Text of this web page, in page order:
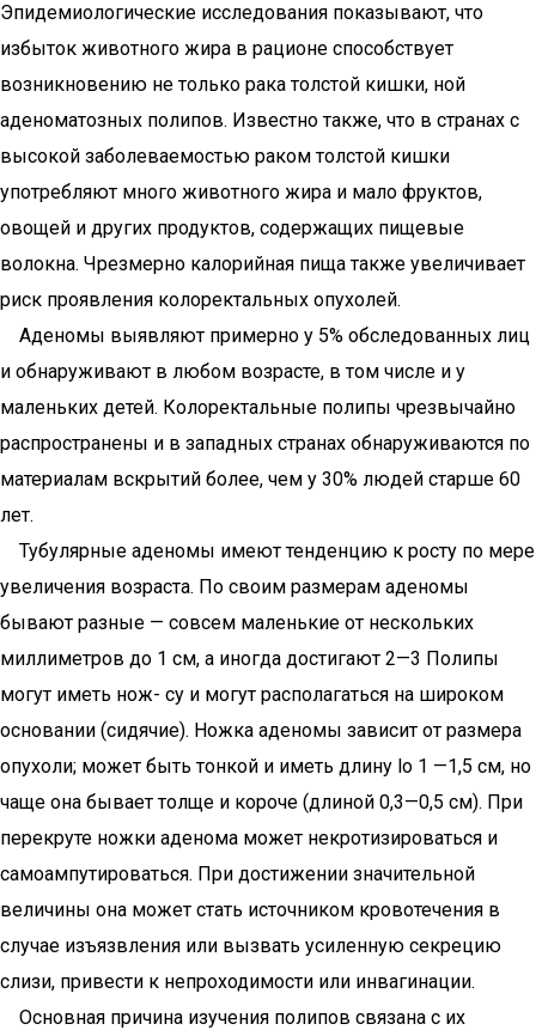
Эпидемиологические исследования показывают, что
избыток животного жира в рационе способствует
возникновению не только рака толстой кишки, ной
аденоматозных полипов. Известно также, что в странах с
высокой заболеваемостью раком толстой кишки
употребляют много животного жира и мало фруктов,
овощей и других продуктов, содержащих пищевые
волокна. Чрезмерно калорийная пища также увеличивает
риск проявления колоректальных опухолей.
Аденомы выявляют примерно у 5% обследованных лиц
и обнаруживают в любом возрасте, в том числе и у
маленьких детей. Колоректальные полипы чрезвычайно
распространены и в западных странах обнаруживаются по
материалам вскрытий более, чем у 30% людей старше 60
лет.
Тубулярные аденомы имеют тенденцию к росту по мере
увеличения возраста. По своим размерам аденомы
бывают разные — совсем маленькие от нескольких
миллиметров до 1 см, а иногда достигают 2—3 Полипы
могут иметь нож- су и могут располагаться на широком
основании (сидячие). Ножка аденомы зависит от размера
опухоли; может быть тонкой и иметь длину lo 1 —1,5 см, но
чаще она бывает толще и короче (длиной 0,3—0,5 см). При
перекруте ножки аденома может некротизироваться и
самоампутироваться. При достижении значительной
величины она может стать источником кровотечения в
случае изъязвления или вызвать усиленную секрецию
слизи, привести к непроходимости или инвагинации.
Основная причина изучения полипов связана с их